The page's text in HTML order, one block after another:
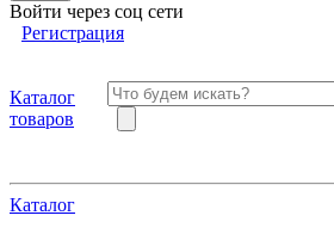
Войти через соц сети
Регистрация
Каталог
товаров
Каталог